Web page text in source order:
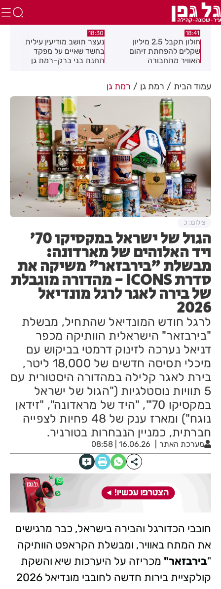
18:41
חולון תקבל 2.5 מיליון
שקלים להפחתת זיהום
האוויר מתחבורה
18:30
נעצר תושב מודיעין עילית
בחשד שאיים על מפקד
תחנת בני ברק–רמת גן
עמוד הבית רמת גן רמת גן
הגול של ישראל במקסיקו 70'
ויד האלוהים של מארדונה:
מבשלת "בירבזאר" משיקה את
סדרת ICONS - מהדורה מוגבלת
של בירה לאגר לרגל מונדיאל
2026
לרגל חודש המונדיאל שהתחיל, מבשלת
"בירבזאר" הישראלית הוותיקה מכפר
דניאל נערכה לזינוק דרמטי בביקוש עם
מיכלי תסיסה חדשים של 18,000 ליטר,
בירת לאגר קלילה במהדורה היסטורית עם
5 תוויות נוסטלגיות ("הגול של ישראל
במקסיקו 70'", "היד של מראדונה", "זידאן
נוגח") ומארז ענק של 48 פחיות לצפייה
חברתית, כמניין הנבחרות בטורניר.
מערכת האתר 16.06.26 | 08:58
צילום: כ
חובבי הכדורגל והבירה בישראל, כבר מרגישים
את המתח באוויר, ומבשלת הקראפט הוותיקה
"בירבזאר" מכריזה על היערכות שיא והשקת
קולקציית בירות חדשה לחובבי מונדיאל 2026